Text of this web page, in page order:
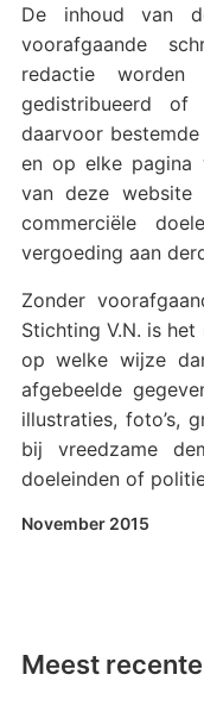
De inhoud van
voorafgaande
redactie worden
gedistribueerd
daarvoor
en op elke pagina
van deze
commerciële
vergoeding aan
Zonder
Stichting V.N. is
op welke wijze
afgebeelde
illustraties, foto’s,
bij vreedzame
doeleinden of
November 2015
Meest